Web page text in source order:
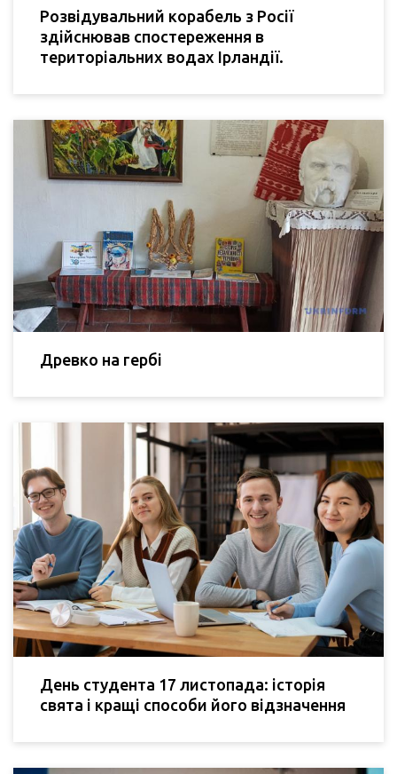
Розвідувальний корабель з Росії
здійснював спостереження в
територіальних водах Ірландії.
Древко на гербі
День студента 17 листопада: історія
свята і кращі способи його відзначення